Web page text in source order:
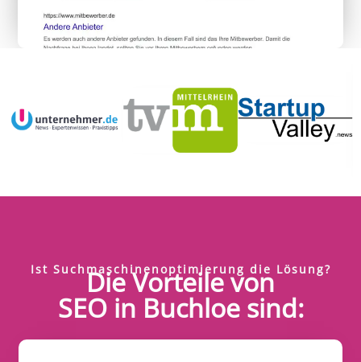
Ist Suchmaschinenoptimierung die Lösung?
Die Vorteile von
SEO in Buchloe sind: